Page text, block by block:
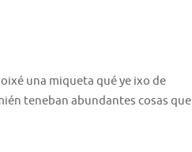
una miqueta qué ye ixo de
teneban abundantes cosas que